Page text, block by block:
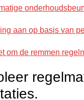
aan op basis van
om de remmen